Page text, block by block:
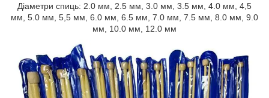
Діаметри спиць: 2.0 мм, 2.5 мм, 3.0 мм, 3.5 мм, 4.0 мм, 4,5
мм, 5.0 мм, 5,5 мм, 6.0 мм, 6.5 мм, 7.0 мм, 7.5 мм, 8.0 мм, 9.0
мм, 10.0 мм, 12.0 мм